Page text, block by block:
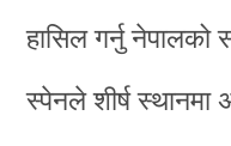
हासिल गर्नु नेपालको
स्पेनले शीर्ष स्थानमा